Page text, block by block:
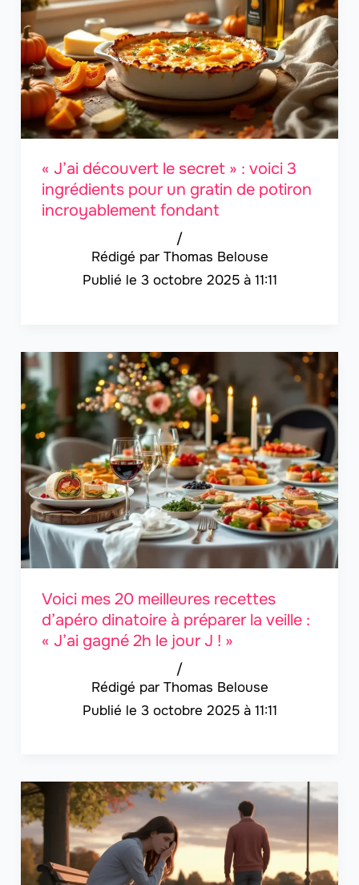
« J’ai découvert le secret » : voici 3
ingrédients pour un gratin de potiron
incroyablement fondant
Thomas Belouse
/
3 octobre 2025 à 11:11
Voici mes 20 meilleures recettes
d’apéro dinatoire à préparer la veille :
« J’ai gagné 2h le jour J ! »
Thomas Belouse
/
3 octobre 2025 à 11:11